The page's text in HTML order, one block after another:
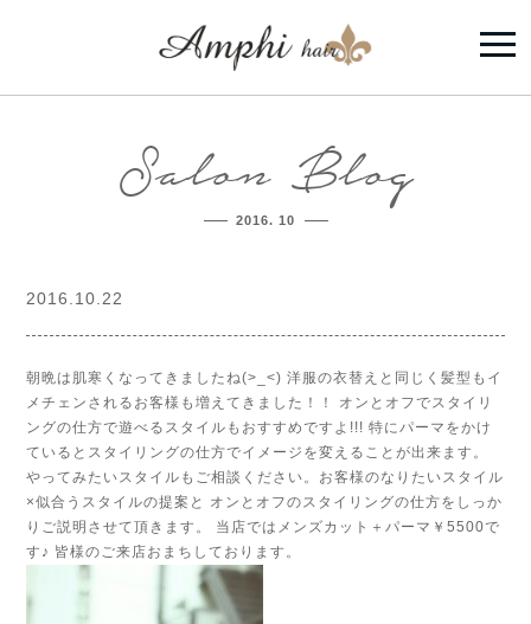
Salon Blog
2016. 10
2016.10.22
朝晩は肌寒くなってきましたね(>_<) 洋服の衣替えと同じく髪型もイ
メチェンされるお客様も増えてきました！！ オンとオフでスタイリ
ングの仕方で遊べるスタイルもおすすめですよ!!! 特にパーマをかけ
ているとスタイリングの仕方でイメージを変えることが出来ます。
やってみたいスタイルもご相談ください。お客様のなりたいスタイル
×似合うスタイルの提案と オンとオフのスタイリングの仕方をしっか
りご説明させて頂きます。 当店ではメンズカット＋パーマ￥5500で
す♪ 皆様のご来店おまちしております。